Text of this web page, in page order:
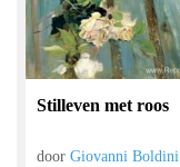
Stilleven met roos
doorGiovanni Boldini